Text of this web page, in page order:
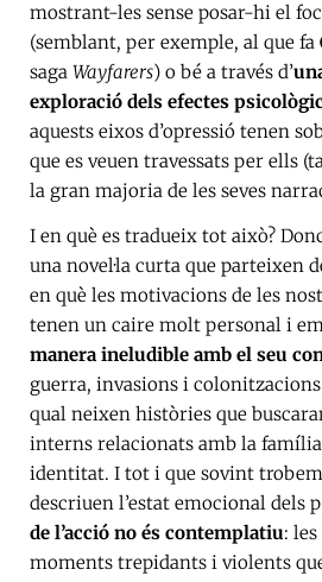
mostrant-les sense posar-hi el
(semblant, per exemple, al que fa
saga Wayfarers) o bé a través d’
exploració dels efectes
aquests eixos d’opressió tenen
que es veuen travessats per ells
la gran majoria de les seves
I en què es tradueix tot això?
una novel·la curta que parteixen
en què les motivacions de les
tenen un caire molt personal i
manera ineludible amb el seu
guerra, invasions i
qual neixen històries que
interns relacionats amb la
identitat. I tot i que sovint trobem
descriuen l’estat emocional dels
de l’acció no és contemplatiu:
moments trepidants i violents